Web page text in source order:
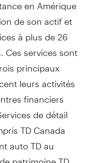
de son actif et
à plus de 26
Ces services sont
principaux
leurs activités
financiers
de détail
TD Canada
auto TD au
patrimoine TD